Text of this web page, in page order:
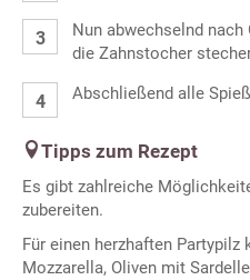
Nun abwechselnd
die Zahnstocher
Abschließend alle
Tipps zum Rezept
Es gibt zahlreiche
zubereiten.
Für einen herzhaften
Mozzarella, Oliven mit